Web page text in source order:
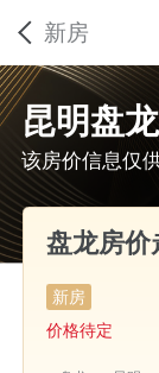
新房
昆明盘
该房价信息仅
新房
价格待定